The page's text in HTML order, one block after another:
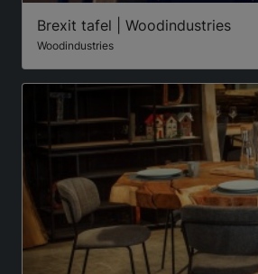
Brexit tafel | Woodindustries
Woodindustries